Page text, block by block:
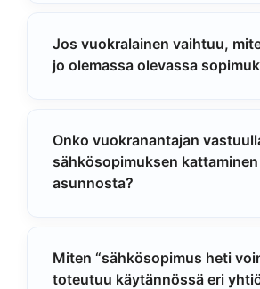
Jos vuokralainen vaihtuu,
jo olemassa olevassa
Onko vuokranantajan
sähkösopimuksen
asunnosta?
Miten “sähkösopimus heti
toteutuu käytännössä eri